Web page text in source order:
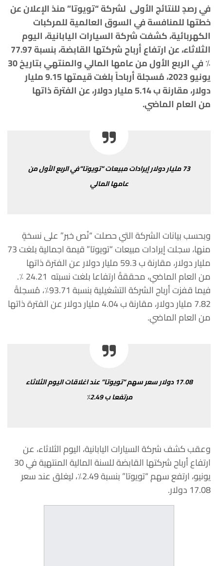
في رصدٍللنتائجالأولى لشركة“تويوتا”منذالإعلانعن
خطتهاللمنافسةفيالسوقالعالميةللمركبات
الكهربائية،كشفتشركةالسياراتاليابانية،اليوم
الثلاثاء،عنارتفاعأرباحشركتها القابضة،بنسبة
٪فيالربعالأولمنعامها الماليوالمنتهيبتاريخ
يونيو
،مُسجلةأرباحاًبلغتقيمتها
مليار
دولار،مقارنةب ملياردولار،عنالفترةذاتها
منالعامالماضي.
73 ملياردولارإيراداتمبيعات“تويوتا“فيالربعالأولمن
عامهاالمالي
وبحسببياناتالشركةالتيحصلت“نُصخبر” علىنسخةٍ
منها،سجلتإيراداتمبيعات“تويوتا” قيمة اجمالية بلغت 73
ملياردولار،مقارنةب ملياردولارعنالفترةذاتها
منالعامالماضي،محققةًارتفاعابلغتنسبته 24.21٪؜.
فيماقفزتأرباحالشركةالتشغيليةبنسبة ٪،مُسجلةً
7.82ملياردولار،مقارنةب ملياردولارعنالفترةذاتها
منالعامالماضي.
17.08 دولارسعرسهم“تويوتا”عنداغلاقاتاليومالثلاثاء
مرتفعاب2.49 ٪
وعقبكشفشركةالسياراتاليابانية، اليومالثلاثاء، عن
ارتفاعأرباحشركتها
القابضة للسنة المالية المنتهية في 30
يونيو، ارتفعسهم“تويوتا”بنسبة ٪،ليغلقعند سعر
17.08 دولار.